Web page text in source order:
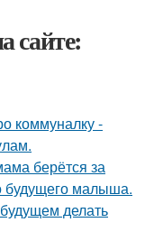
сайте:
коммуналку -
берётся за
будущего малыша.
делать